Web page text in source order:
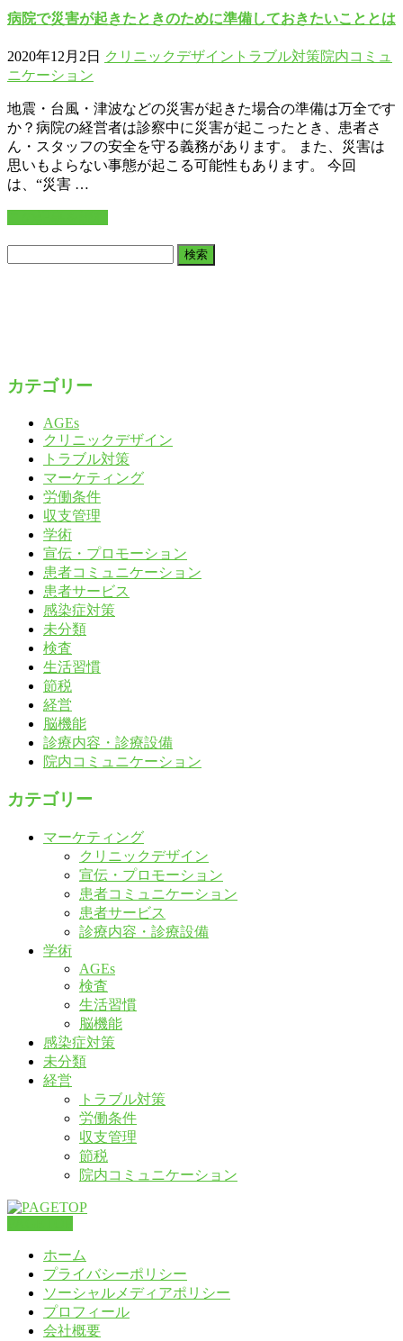
病院で災害が起きたときのために準備しておきたいこととは
2020年12月2日 クリニックデザイン トラブル対策院内コミュ
ニケーション
地震・台風・津波などの災害が起きた場合の準備は万全です
か？病院の経営者は診察中に災害が起こったとき、患者さ
ん・スタッフの安全を守る義務があります。 また、災害は
思いもよらない事態が起こる可能性もあります。 今回
は、“災害 …
カテゴリー
AGEs
クリニックデザイン
トラブル対策
マーケティング
労働条件
収支管理
学術
宣伝・プロモーション
患者コミュニケーション
患者サービス
感染症対策
未分類
検査
生活習慣
節税
経営
脳機能
診療内容・診療設備
院内コミュニケーション
カテゴリー
マーケティング
クリニックデザイン
宣伝・プロモーション
患者コミュニケーション
患者サービス
診療内容・診療設備
学術
AGEs
検査
生活習慣
脳機能
感染症対策
未分類
経営
トラブル対策
労働条件
収支管理
節税
院内コミュニケーション
ホーム
プライバシーポリシー
ソーシャルメディアポリシー
プロフィール
会社概要